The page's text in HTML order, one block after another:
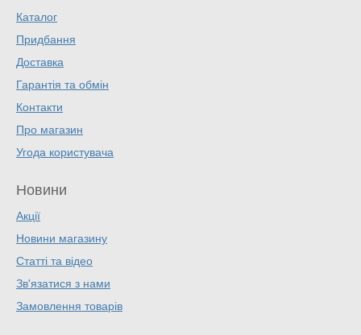
Каталог
Придбання
Доставка
Гарантія та обмін
Контакти
Про магазин
Угода користувача
Новини
Акції
Новини магазину
Статті та відео
Зв'язатися з нами
Замовлення товарів